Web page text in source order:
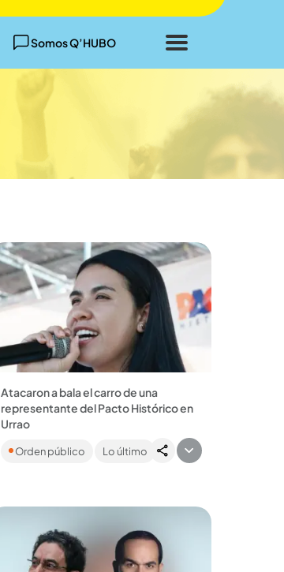
Somos Q’HUBO
Atacaron a bala el carro de una
representante del Pacto Histórico en
Urrao
La representante Luz Verónica Estrada
denunció que sufrió el atentado
Orden público Lo último